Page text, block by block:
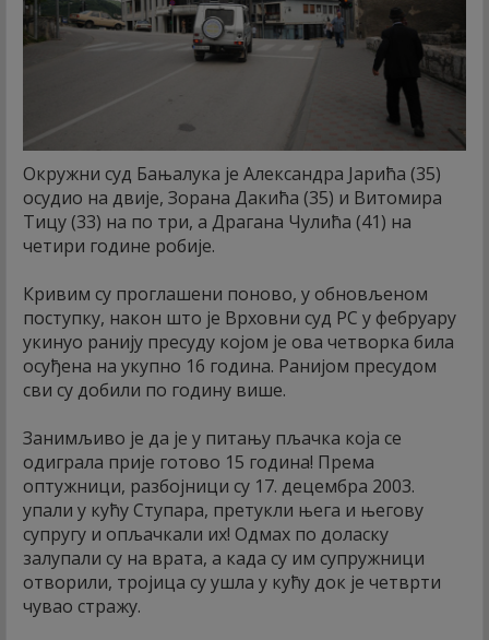
Окружни суд Бањалука је Александра Јарића (35)
осудио на двије, Зорана Дакића (35) и Витомира
Тицу (33) на по три, а Драгана Чулића (41) на
четири године робије.
Кривим су проглашени поново, у обновљеном
поступку, након што је Врховни суд РС у фебруару
укинуо ранију пресуду којом је ова четворка била
осуђена на укупно 16 година. Ранијом пресудом
сви су добили по годину више.
Занимљиво је да је у питању пљачка која се
одиграла прије готово 15 година! Према
оптужници, разбојници су 17. децембра 2003.
упали у кућу Ступара, претукли њега и његову
супругу и опљачкали их! Одмах по доласку
залупали су на врата, а када су им супружници
отворили, тројица су ушла у кућу док је четврти
чувао стражу.